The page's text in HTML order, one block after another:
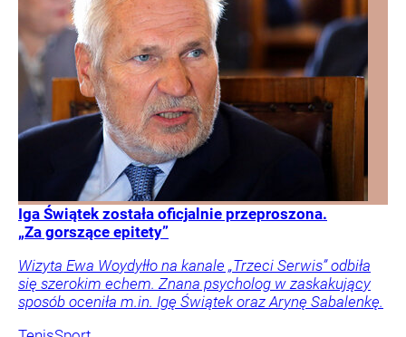
Iga Świątek została oficjalnie przeproszona.
„Za gorszące epitety”
Wizyta Ewa Woydyłło na kanale „Trzeci Serwis” odbiła
się szerokim echem. Znana psycholog w zaskakujący
sposób oceniła m.in. Igę Świątek oraz Arynę Sabalenkę.